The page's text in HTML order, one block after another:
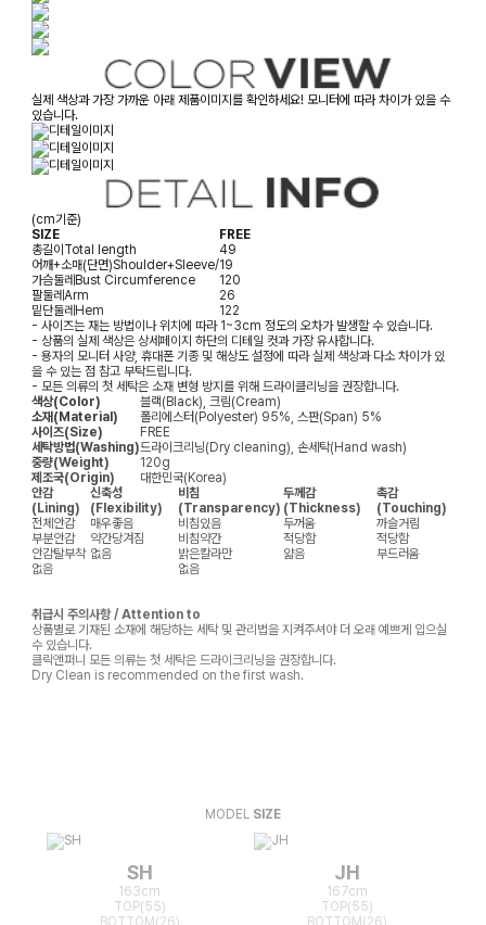
실제 색상과 가장 가까운 아래 제품이미지를 확인하세요! 모니터에 따라 차이가 있을 수
있습니다.
(cm기준)
SIZE
FREE
총길이Total length
49
어깨+소매(단면)Shoulder+Sleeve/19
가슴둘레Bust Circumference
120
팔둘레Arm
26
밑단둘레Hem
122
- 사이즈는 재는 방법이나 위치에 따라 1~3cm 정도의 오차가 발생할 수 있습니다.
- 상품의 실제 색상은 상세페이지 하단의 디테일 컷과 가장 유사합니다.
- 용자의 모니터 사양, 휴대폰 기종 및 해상도 설정에 따라 실제 색상과 다소 차이가 있
을 수 있는 점 참고 부탁드립니다.
- 모든 의류의 첫 세탁은 소재 변형 방지를 위해 드라이클리닝을 권장합니다.
색상(Color)
블랙(Black), 크림(Cream)
소재(Material)
폴리에스터(Polyester) 95%, 스판(Span) 5%
사이즈(Size)
FREE
세탁방법(Washing)드라이크리닝(Dry cleaning), 손세탁(Hand wash)
중량(Weight)
120g
제조국(Origin)
대한민국(Korea)
안감
(Lining)
신축성
(Flexibility)
비침
(Transparency)
두께감
(Thickness)
촉감
(Touching)
전체안감
매우좋음 비침있음 두꺼움
까슬거림
부분안감
약간당겨짐 비침약간 적당함
적당함
안감탈부착 없음 밝은칼라만 얇음
부드러움
없음
없음
취급시 주의사항 / Attention to
상품별로 기재된 소재에 해당하는 세탁 및 관리법을 지켜주셔야 더 오래 예쁘게 입으실
수 있습니다.
클릭앤퍼니 모든 의류는 첫 세탁은 드라이크리닝을 권장합니다.
Dry Clean is recommended on the first wash.
MODEL SIZE
SH
163cm
TOP(55)
BOTTOM(26)
JH
167cm
TOP(55)
BOTTOM(26)